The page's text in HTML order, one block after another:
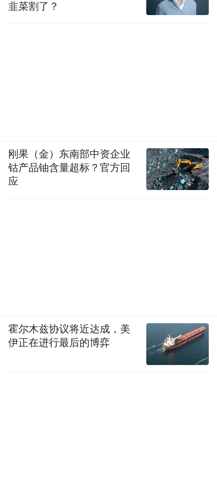
韭菜割了？
刚果（金）东南部中资企业
钴产品铀含量超标？官方回
应
霍尔木兹协议将近达成，美
伊正在进行最后的博弈